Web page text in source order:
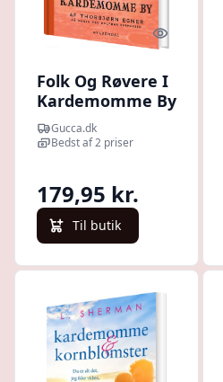
Quick look
Folk Og Røvere I
Kardemomme By
- Thorbjørn Egner
- Bog
Gucca.dk
Bedst af 2 priser
179,95 kr.
Til butik